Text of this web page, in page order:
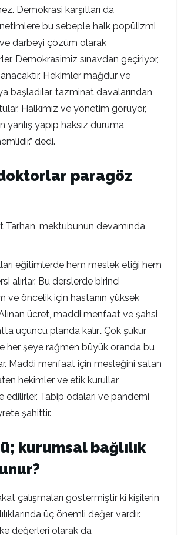
Demokrasi karşıtları da
bu sebeple halk popülizmi
darbeyi çözüm olarak
Demokrasimiz sınavdan geçiriyor,
Hekimler mağdur ve
başladılar, tazminat davalarından
Halkımız ve yönetim görüyor,
yanlış yapıp haksız duruma
dedi.
paragöz
Tarhan, mektubunun devamında
eğitimlerde hem meslek etiği hem
alırlar. Bu derslerde birinci
ve öncelik için hastanın yüksek
ücret, maddi menfaat ve şahsi
üçüncü planda kalır. Çok şükür
her şeye rağmen büyük oranda bu
Maddi menfaat için mesleğini satan
hekimler ve etik kurullar
edilirler. Tabip odaları ve pandemi
şahittir.
kurumsal bağlılık
çalışmaları göstermiştir ki kişilerin
üç önemli değer vardır.
değerleri olarak da